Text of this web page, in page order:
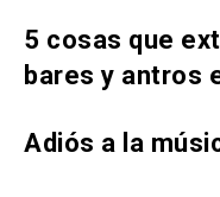
5 cosas que
bares y antros
Adiós a la